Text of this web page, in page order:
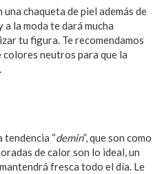
chaqueta de piel además de
la moda te dará mucha
tu figura. Te recomendamos
neutros para que la
tendencia “demin”, que son como
de calor son lo ideal, un
fresca todo el día. Le